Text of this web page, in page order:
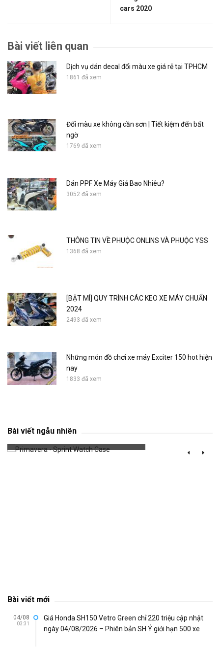
cars 2020
Bài viết liên quan
Dịch vụ dán decal đổi màu xe giá rẻ tại TPHCM
1861 đã xem
Đổi màu xe không cần sơn | Tiết kiệm đến bất
ngờ
1769 đã xem
Dán PPF Xe Máy Giá Bao Nhiêu?
3052 đã xem
THÔNG TIN VỀ PHUỘC ONLINS VÀ PHUỘC YSS
1368 đã xem
[BẬT MÍ] QUY TRÌNH CÁC KEO XE MÁY CHUẨN
2024
2493 đã xem
Những món đồ chơi xe máy Exciter 150 hot hiện
nay
1833 đã xem
Bài viết ngẫu nhiên
Primavera - Sprint Watch Case
Bài viết mới
04/08
03:31
Giá Honda SH150 Vetro Green chỉ 220 triệu cập nhật
ngày 04/08/2026 – Phiên bản SH Ý giới hạn 500 xe